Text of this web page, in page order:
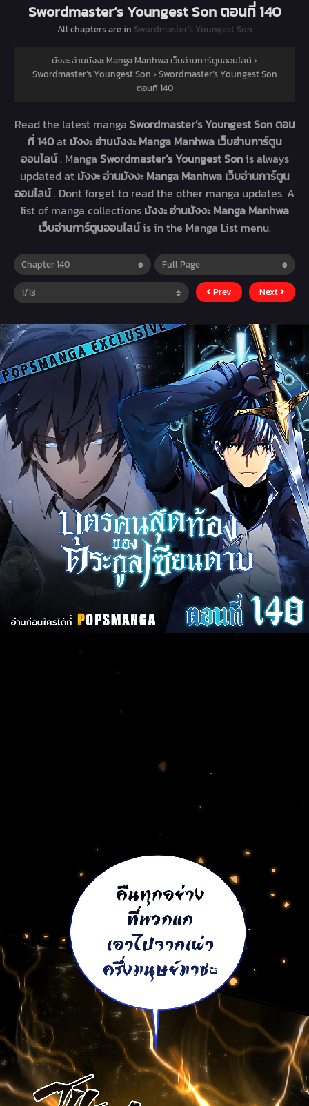
Swordmaster’s Youngest Son ตอนที่ 140
All chapters are in Swordmaster’s Youngest Son
มังงะ อ่านมังงะ Manga Manhwa เว็บอ่านการ์ตูนออนไลน์›
Swordmaster’s Youngest Son ›Swordmaster’s Youngest Son
ตอนที่ 140
Read the latest manga Swordmaster’s Youngest Son ตอน
ที่ 140at มังงะ อ่านมังงะ Manga Manhwa เว็บอ่านการ์ตูน
ออนไลน์. Manga Swordmaster’s Youngest Sonis always
updated at มังงะ อ่านมังงะ Manga Manhwa เว็บอ่านการ์ตูน
ออนไลน์. Dont forget to read the other manga updates. A
list of manga collections มังงะ อ่านมังงะ Manga Manhwa
เว็บอ่านการ์ตูนออนไลน์is in the Manga List menu.
Prev Next